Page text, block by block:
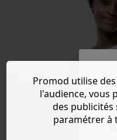
Promod utilise
l'audience, vous
des publicités
paramétrer à